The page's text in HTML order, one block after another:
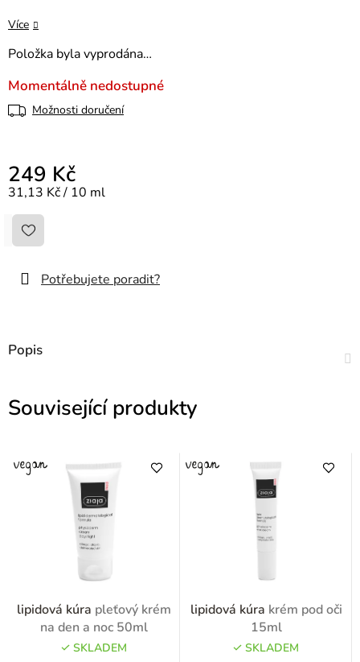
Více
Položka byla vyprodána…
Momentálně nedostupné
Možnosti doručení
249 Kč
Měrná cena:
31,13 Kč / 10 ml
Potřebujete poradit?
Popis
Související produkty
lipidová kúra pleťový krém
na den a noc 50ml
SKLADEM
lipidová kúra krém pod oči
15ml
SKLADEM